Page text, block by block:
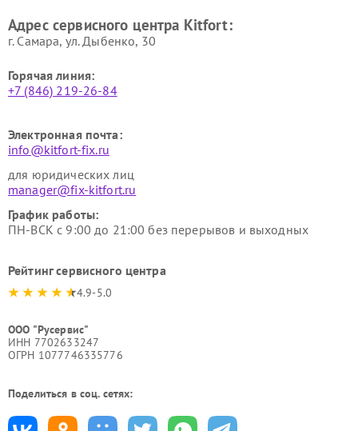
Kitfort
Kitfort
Адрес сервисного центра Kitfort:
г. Самара, ул. Дыбенко, 30
Горячая линия:
+7 (846) 219-26-84
Электронная почта:
info@kitfort-fix.ru
для юридических лиц
manager@fix-kitfort.ru
График работы:
ПН-ВСК с 9:00 до 21:00 без перерывов и выходных
Рейтинг сервисного центра
4.9-5.0
ООО "Русервис"
ИНН 7702633247
ОГРН 1077746335776
Поделиться в соц. сетях: